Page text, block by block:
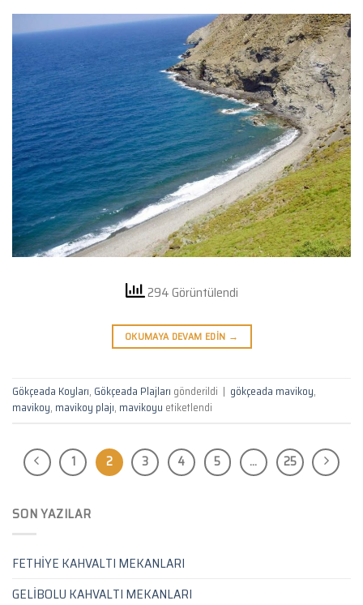
294 Görüntülendi
OKUMAYA DEVAM EDIN →
Gökçeada Koyları, Gökçeada Plajları gönderildi | gökçeada mavikoy,
mavikoy, mavikoy plajı, mavikoyu etiketlendi
1 2 3 4 5 … 25
SON YAZILAR
FETHİYE KAHVALTI MEKANLARI
GELİBOLU KAHVALTI MEKANLARI